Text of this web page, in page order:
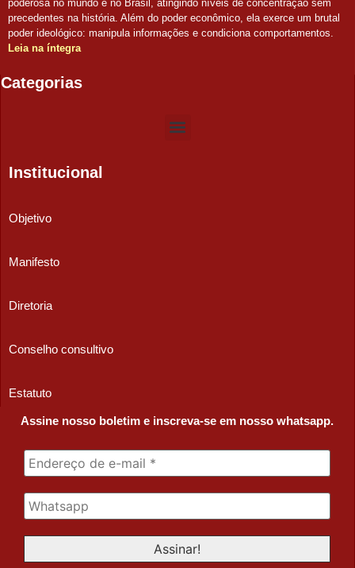
poderosa no mundo e no Brasil, atingindo níveis de concentração sem
precedentes na história. Além do poder econômico, ela exerce um brutal
poder ideológico: manipula informações e condiciona comportamentos.
Leia na íntegra
Categorias
Institucional
Objetivo
Manifesto
Diretoria
Conselho consultivo
Estatuto
Assine nosso boletim e inscreva-se em nosso whatsapp.